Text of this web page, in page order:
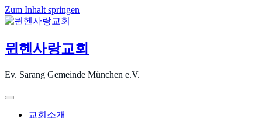
Zum Inhalt springen
뮌헨사랑교회
Ev. Sarang Gemeinde München e.V.
교회소개